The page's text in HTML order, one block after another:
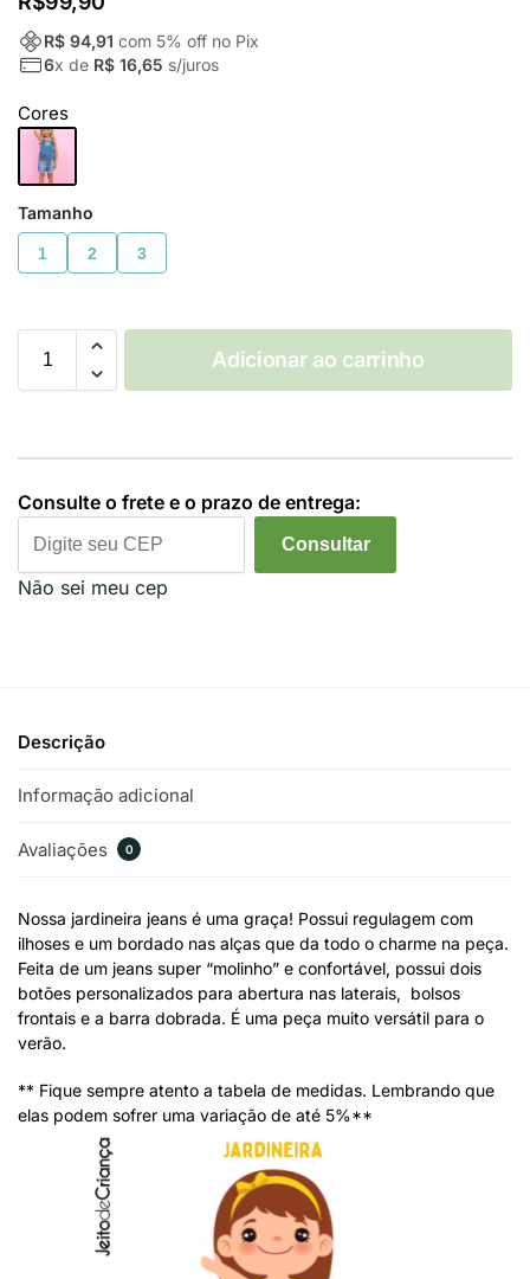
R$ 94,91 com 5% off no Pix
6x de R$ 16,65 s/juros
Cores
Tamanho
1 2 3
Adicionar ao carrinho
Consulte o frete e o prazo de entrega:
Consultar
Não sei meu cep
Descrição
Informação adicional
Avaliações 0
Nossa jardineira jeans é uma graça! Possui regulagem com
ilhoses e um bordado nas alças que da todo o charme na peça.
Feita de um jeans super “molinho” e confortável, possui dois
botões personalizados para abertura nas laterais, bolsos
frontais e a barra dobrada. É uma peça muito versátil para o
verão.
** Fique sempre atento a tabela de medidas. Lembrando que
elas podem sofrer uma variação de até 5%**